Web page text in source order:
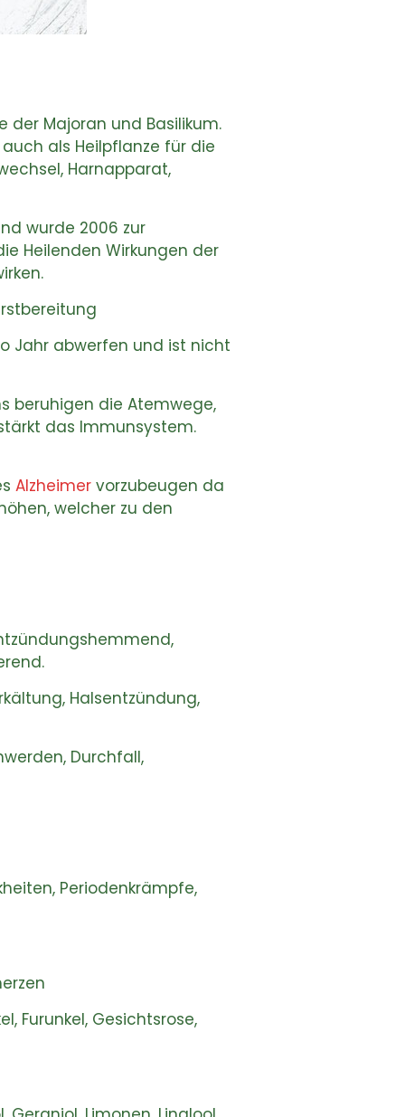
der Majoran und Basilikum.
als Heilpflanze für die
Harnapparat,
wurde 2006 zur
Heilenden Wirkungen der
Jahr abwerfen und ist nicht
beruhigen die Atemwege,
das Immunsystem.
Alzheimervorzubeugen da
welcher zu den
Halsentzündung,
Durchfall,
Periodenkrämpfe,
Furunkel, Gesichtsrose,